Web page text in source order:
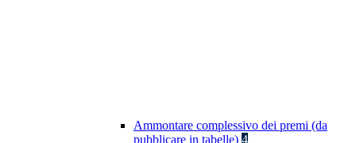
Ammontare complessivo dei premi (da
pubblicare in tabelle) 4